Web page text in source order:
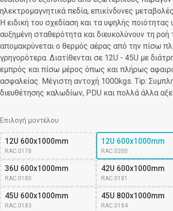
ηλεκτροµαγνητικά πεδία, επικίνδυνες
Η ειδική του σχεδίαση και τα υψηλής
αυξημένη σταθερότητα και διευκολύνουν τη
απομακρύνεται ο θερμός αέρας από την πίσω
γρηγορότερα. Διατίθενται σε 12U - 45U με
εμπρός και πίσω μέρος όπως και πλήρως
ασφαλείας. Μέγιστη αντοχή 1000kgs. Tip:
διευθέτησης καλωδίων, PDU και πολλά άλλα
Επιλογή μοντέλου
12U 600x1000mm
RAC.0178
12U 600x1000mm
RAC.0200
36U 600x1000mm
RAC.0180
42U 600x1000mm
RAC.0181
45U 600x1000mm
RAC.0183
45U 800x1000mm
RAC.0184